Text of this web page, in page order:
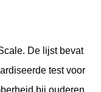
De lijst bevat
test voor
bij ouderen.